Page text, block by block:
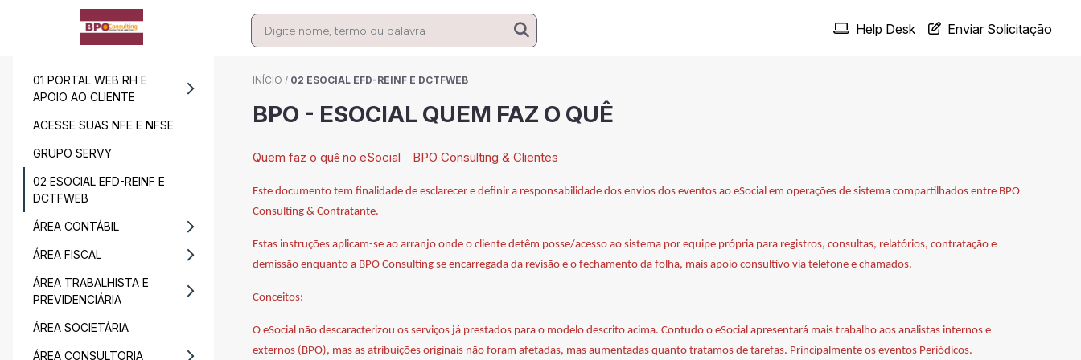
Help Desk Enviar Solicitação
01 PORTAL WEB RH E
APOIO AO CLIENTE
ACESSE SUAS NFE E NFSE
GRUPO SERVY
02 ESOCIAL EFD-REINF E
DCTFWEB
ÁREA CONTÁBIL
ÁREA FISCAL
ÁREA TRABALHISTA E
PREVIDENCIÁRIA
ÁREA SOCIETÁRIA
ÁREA CONSULTORIA
INÍCIO / 02 ESOCIAL EFD-REINF E DCTFWEB
BPO - ESOCIAL QUEM FAZ O QUÊ
Quem faz o quê no eSocial – BPO Consulting & Clientes
Este documento tem finalidade de esclarecer e definir a responsabilidade dos envios dos eventos ao eSocial em operações de sistema compartilhados entre BPO
Consulting & Contratante.
Estas instruções aplicam-se ao arranjo onde o cliente detêm posse/acesso ao sistema por equipe própria para registros, consultas, relatórios, contratação e
demissão enquanto a BPO Consulting se encarregada da revisão e o fechamento da folha, mais apoio consultivo via telefone e chamados.
Conceitos:
O eSocial não descaracterizou os serviços já prestados para o modelo descrito acima. Contudo o eSocial apresentará mais trabalho aos analistas internos e
externos (BPO), mas as atribuições originais não foram afetadas, mas aumentadas quanto tratamos de tarefas. Principalmente os eventos Periódicos.